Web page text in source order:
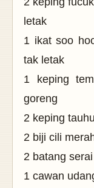
letak
1 ikat soo
tak letak
1 keping
goreng
2 keping
2 biji cili
2 batang
1 cawan